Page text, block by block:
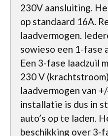
230V aansluiting.
op standaard 16A.
laadvermogen.
sowieso een 1-fase
Een 3-fase laadzuil
230 V
laadvermogen van
installatie is dus in
auto’s op te laden.
beschikking over 3-